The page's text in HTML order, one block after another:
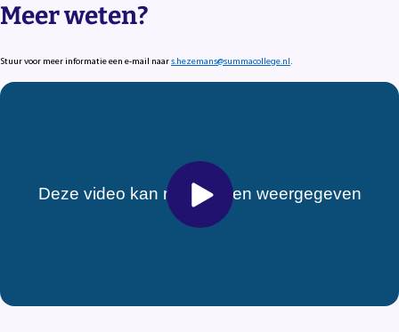
Meer weten?
Stuur voor meer informatie een e-mail naars.hezemans@summacollege.nl.